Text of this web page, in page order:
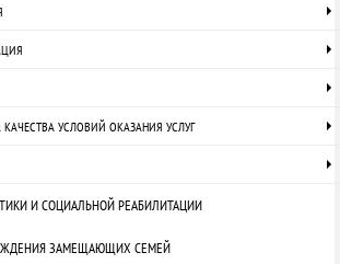
УСЛОВИЙ ОКАЗАНИЯ УСЛУГ
И СОЦИАЛЬНОЙ РЕАБИЛИТАЦИИ
ЗАМЕЩАЮЩИХ СЕМЕЙ